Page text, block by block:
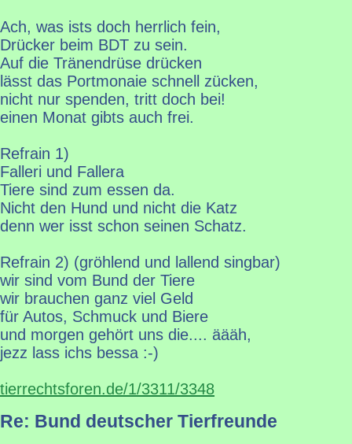
Ach, was ists doch herrlich fein,
Drücker beim BDT zu sein.
Auf die Tränendrüse drücken
lässt das Portmonaie schnell zücken,
nicht nur spenden, tritt doch bei!
einen Monat gibts auch frei.
Refrain 1)
Falleri und Fallera
Tiere sind zum essen da.
Nicht den Hund und nicht die Katz
denn wer isst schon seinen Schatz.
Refrain 2) (gröhlend und lallend singbar)
wir sind vom Bund der Tiere
wir brauchen ganz viel Geld
für Autos, Schmuck und Biere
und morgen gehört uns die.... äääh,
jezz lass ichs bessa :-)
tierrechtsforen.de/1/3311/3348
Re: Bund deutscher Tierfreunde